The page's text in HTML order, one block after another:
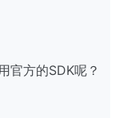
官方的SDK呢？